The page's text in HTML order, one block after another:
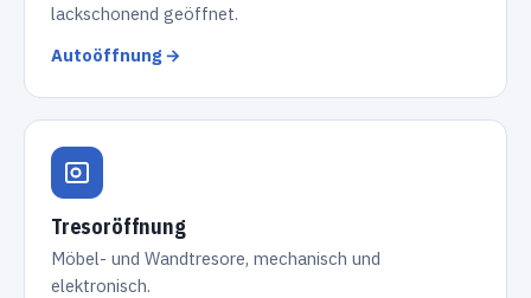
lackschonend geöffnet.
Autoöffnung →
Tresoröffnung
Möbel- und Wandtresore, mechanisch und
elektronisch.